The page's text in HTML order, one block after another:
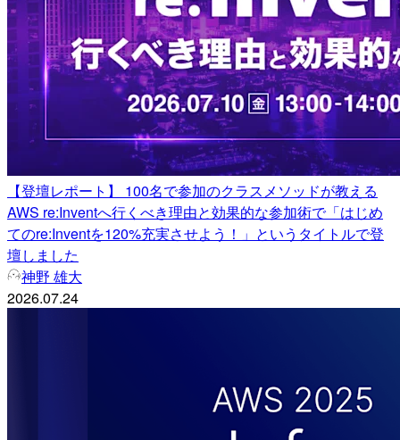
【登壇レポート】 100名で参加のクラスメソッドが教える
AWS re:Inventへ行くべき理由と効果的な参加術で「はじめ
てのre:Inventを120%充実させよう！」というタイトルで登
壇しました
神野 雄大
2026.07.24